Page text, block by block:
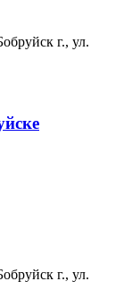
г., ул.
г., ул.